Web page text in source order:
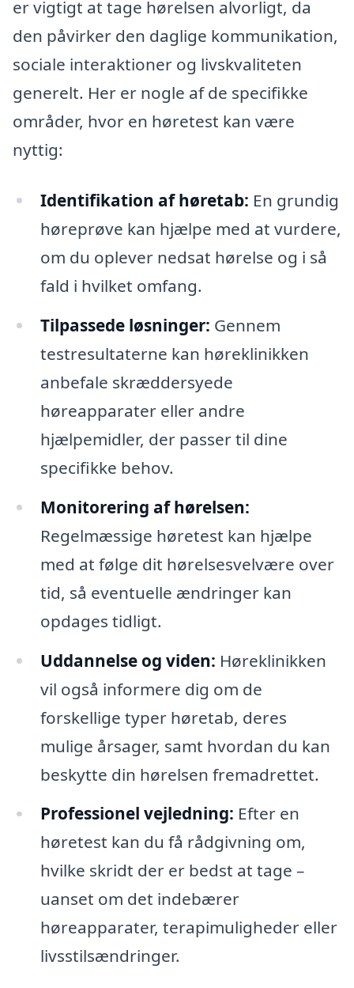
er vigtigt at tage hørelsen alvorligt, da
den påvirker den daglige kommunikation,
sociale interaktioner og livskvaliteten
generelt. Her er nogle af de specifikke
områder, hvor en høretest kan være
nyttig:
Identifikation af høretab: En grundig
høreprøve kan hjælpe med at vurdere,
om du oplever nedsat hørelse og i så
fald i hvilket omfang.
Tilpassede løsninger: Gennem
testresultaterne kan høreklinikken
anbefale skræddersyede
høreapparater eller andre
hjælpemidler, der passer til dine
specifikke behov.
Monitorering af hørelsen:
Regelmæssige høretest kan hjælpe
med at følge dit hørelsesvelvære over
tid, så eventuelle ændringer kan
opdages tidligt.
Uddannelse og viden: Høreklinikken
vil også informere dig om de
forskellige typer høretab, deres
mulige årsager, samt hvordan du kan
beskytte din hørelsen fremadrettet.
Professionel vejledning: Efter en
høretest kan du få rådgivning om,
hvilke skridt der er bedst at tage –
uanset om det indebærer
høreapparater, terapimuligheder eller
livsstilsændringer.